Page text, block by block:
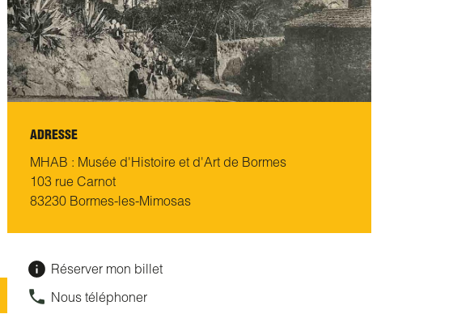
ADRESSE
MHAB : Musée d'Histoire et d'Art de Bormes
103 rue Carnot
83230 Bormes-les-Mimosas
Réserver mon billet
Nous téléphoner